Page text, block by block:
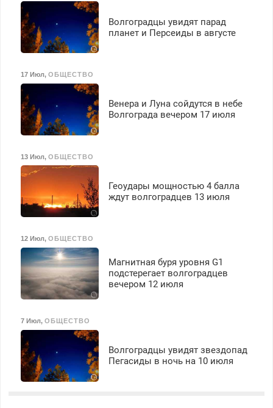
Волгоградцы увидят парад
планет и Персеиды в августе
17 Июл, ОБЩЕСТВО
Венера и Луна сойдутся в небе
Волгограда вечером 17 июля
13 Июл, ОБЩЕСТВО
Геоудары мощностью 4 балла
ждут волгоградцев 13 июля
12 Июл, ОБЩЕСТВО
Магнитная буря уровня G1
подстерегает волгоградцев
вечером 12 июля
7 Июл, ОБЩЕСТВО
Волгоградцы увидят звездопад
Пегасиды в ночь на 10 июля